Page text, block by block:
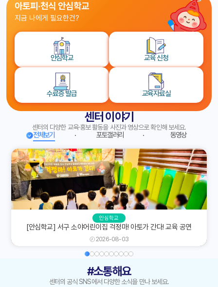
아토피·천식 안심학교
지금 나에게 필요한건?
안심학교 교육 신청
수료증 발급 교육자료실
센터 이야기
센터의 다양한 교육·홍보 활동을 사진과 영상으로 확인해 보세요.
전체보기 포토갤러리 동영상
안심학교
[안심학교] 서구 소야어린이집 걱정마! 아토가 간다! 교육 공연
2026-08-03
#소통해요
센터의 공식 SNS에서 다양한 소식을 만나 보세요.